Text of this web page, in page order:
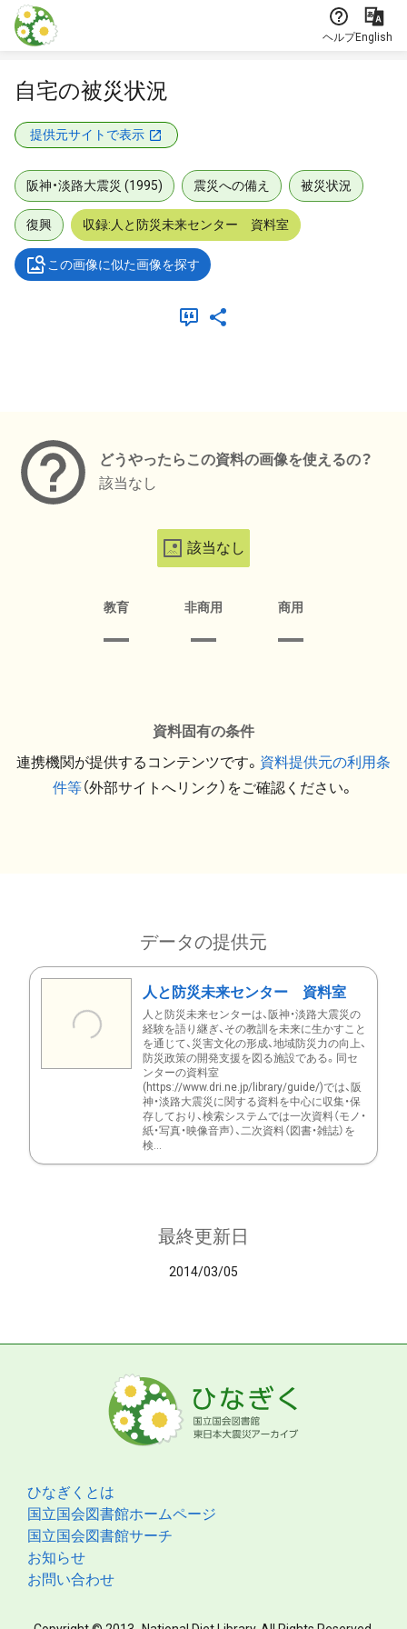
本文に飛ぶ
ヘルプEnglish
自宅の被災状況
提供元サイトで表示
阪神・淡路大震災 (1995) 震災への備え 被災状況
復興 収録:人と防災未来センター 資料室
この画像に似た画像を探す
どうやったらこの資料の画像を使えるの？
該当なし
該当なし
教育 非商用 商用
資料固有の条件
連携機関が提供するコンテンツです。 資料提供元の利用条
件等（外部サイトへリンク）をご確認ください。
データの提供元
人と防災未来センター 資料室
人と防災未来センターは、阪神・淡路大震災の
経験を語り継ぎ、その教訓を未来に生かすこと
を通じて、災害文化の形成、地域防災力の向上、
防災政策の開発支援を図る施設である。同セ
ンターの資料室
(https://www.dri.ne.jp/library/guide/)では、阪
神・淡路大震災に関する資料を中心に収集・保
存しており、検索システムでは一次資料（モノ・
紙・写真・映像音声）、二次資料（図書・雑誌）を
検...
最終更新日
2014/03/05
ひなぎくとは
国立国会図書館ホームページ
国立国会図書館サーチ
お知らせ
お問い合わせ